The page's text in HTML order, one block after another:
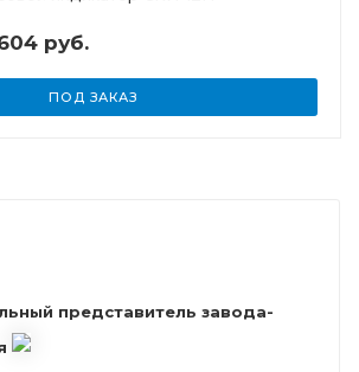
руб.
ПОД ЗАКАЗ
представитель завода-